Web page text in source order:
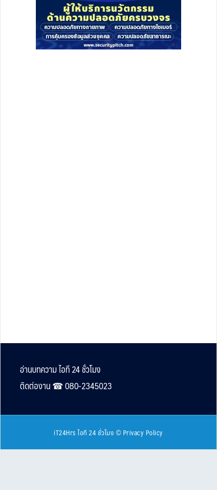
Footer
อ่านบทความ ไอที 24 ชั่วโมง
ติดต่องาน ☎︎ 080-2345023
iT24Hrs ไอที 24 ชั่วโมง © Privacy Policy